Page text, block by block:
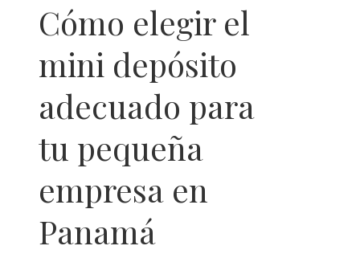
Cómo elegir el
mini depósito
adecuado para
tu pequeña
empresa en
Panamá